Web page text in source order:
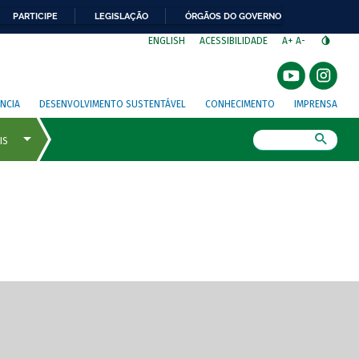
PARTICIPE LEGISLAÇÃO ÓRGÃOS DO GOVERNO
ENGLISH ACESSIBILIDADE A+ A-
DESENVOLVIMENTO SUSTENTÁVEL CONHECIMENTO IMPRENSA
de tela